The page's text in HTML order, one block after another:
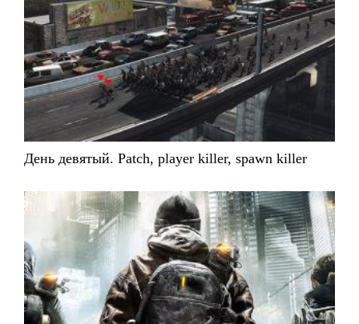
День девятый. Patch, player killer, spawn killer